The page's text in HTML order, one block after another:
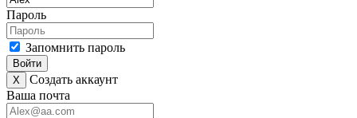
Пароль
Запомнить пароль
Войти
X
Создать аккаунт
Ваша почта